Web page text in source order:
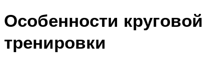
Особенности круговой
тренировки